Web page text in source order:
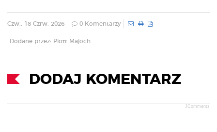
Czw., 18 Czrw. 2026 0 Komentarzy
Dodane przez: Piotr Majoch
DODAJ KOMENTARZ
JComments